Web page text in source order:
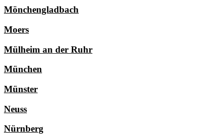
Mönchengladbach
Moers
Mülheim an der Ruhr
München
Münster
Neuss
Nürnberg